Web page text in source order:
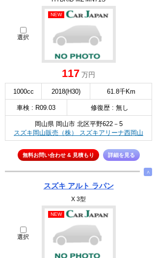
選択
NEW
117 万円
1000cc 2018(H30) 61.8千Km
車検 : R09.03 修復歴 : 無し
岡山県 岡山市 北区平野622－5
スズキ岡山販売（株） スズキアリーナ西岡山
無料お問い合わせ & 見積もり 詳細を見る
∧
スズキ アルト ラパン
X 3型
選択
NEW